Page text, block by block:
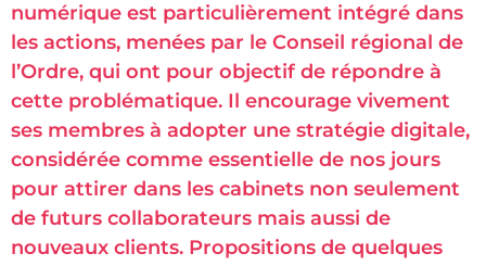
numérique est particulièrement intégré dans
les actions, menées par le Conseil régional de
l’Ordre, qui ont pour objectif de répondre à
cette problématique. Il encourage vivement
ses membres à adopter une stratégie digitale,
considérée comme essentielle de nos jours
pour attirer dans les cabinets non seulement
de futurs collaborateurs mais aussi de
nouveaux clients. Propositions de quelques